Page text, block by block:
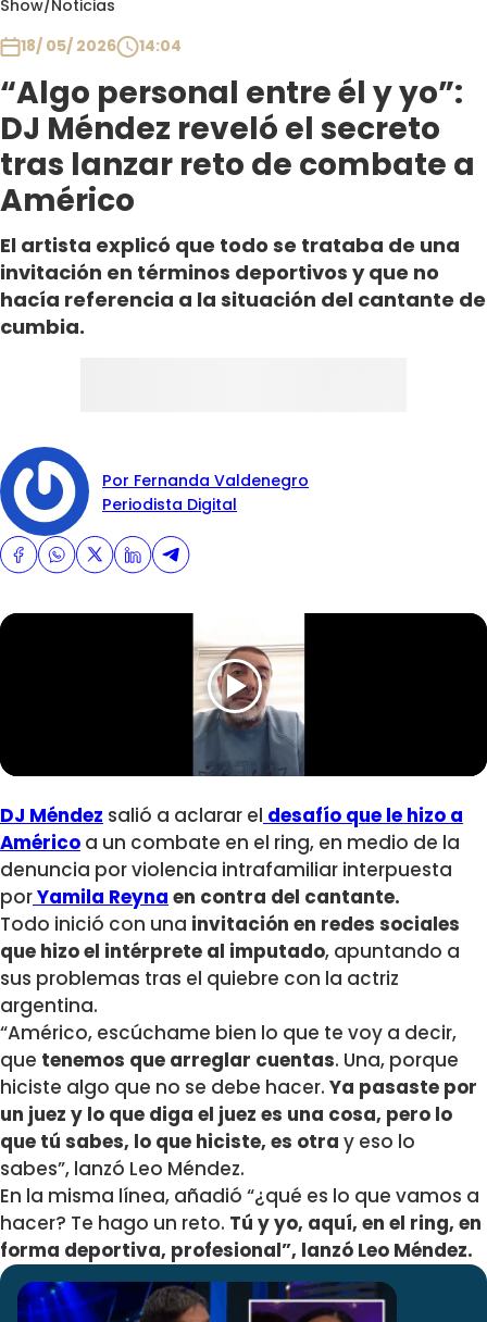
Show/Noticias
18/ 05/ 2026
14:04
“Algo personal entre él y yo”:
DJ Méndez reveló el secreto
tras lanzar reto de combate a
Américo
El artista explicó que todo se trataba de una
invitación en términos deportivos y que no
hacía referencia a la situación del cantante de
cumbia.
Por Fernanda Valdenegro
Periodista Digital
DJ Méndez salió a aclarar el desafío que le hizo a
Américo a un combate en el ring, en medio de la
denuncia por violencia intrafamiliar interpuesta
porYamila Reyna en contra del cantante.
Todo inició con una invitación en redes sociales
que hizo el intérprete al imputado, apuntando a
sus problemas tras el quiebre con la actriz
argentina.
“Américo, escúchame bien lo que te voy a decir,
que tenemos que arreglar cuentas. Una, porque
hiciste algo que no se debe hacer. Ya pasaste por
un juez y lo que diga el juez es una cosa, pero lo
que tú sabes, lo que hiciste, es otra y eso lo
sabes”, lanzó Leo Méndez.
En la misma línea, añadió “¿qué es lo que vamos a
hacer? Te hago un reto. Tú y yo, aquí, en el ring, en
forma deportiva, profesional”, lanzó Leo Méndez.
Club De La Comedia
Contigo en Directo
Plan Perfecto
El Tiempo
Sabingo
Todos Los Programas